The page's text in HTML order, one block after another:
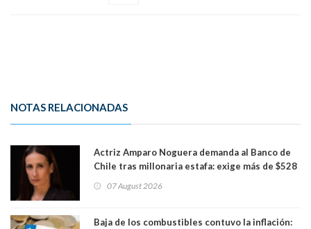
NOTAS RELACIONADAS
Actriz Amparo Noguera demanda al Banco de
Chile tras millonaria estafa: exige más de $528
07 August 2026
Baja de los combustibles contuvo la inflación: